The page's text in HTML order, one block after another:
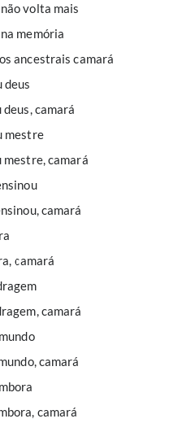
volta mais
memória
ancestrais camará
deus
camará
mestre
mestre, camará
camará
camará
camará
camará
camará